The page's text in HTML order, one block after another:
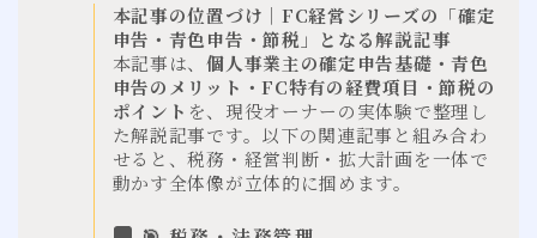
本記事の位置づけ｜FC経営シリーズの「確定
申告・青色申告・節税」となる解説記事
本記事は、個人事業主の確定申告基礎・青色
申告のメリット・FC特有の経費項目・節税の
ポイント を、現役オーナーの実体験で整理し
た解説記事です。以下の関連記事と組み合わ
せると、税務・経営判断・拡大計画を一体で
動かす全体像が立体的に掴めます。